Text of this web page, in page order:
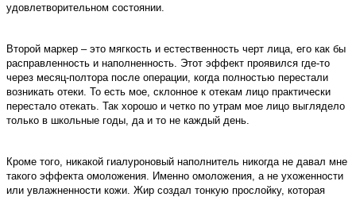
удовлетворительном состоянии.
Второй маркер – это мягкость и естественность черт лица, его как бы
расправленность и наполненность. Этот эффект проявился где-то
через месяц-полтора после операции, когда полностью перестали
возникать отеки. То есть мое, склонное к отекам лицо практически
перестало отекать. Так хорошо и четко по утрам мое лицо выглядело
только в школьные годы, да и то не каждый день.
Кроме того, никакой гиалуроновый наполнитель никогда не давал мне
такого эффекта омоложения. Именно омоложения, а не ухоженности
или увлажненности кожи. Жир создал тонкую прослойку, которая